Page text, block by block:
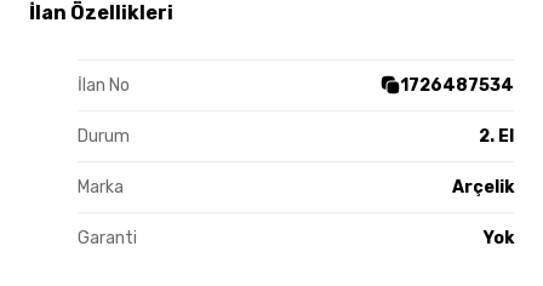
İlan Özellikleri
İlan No 1726487534
Durum 2. El
Marka Arçelik
Garanti Yok